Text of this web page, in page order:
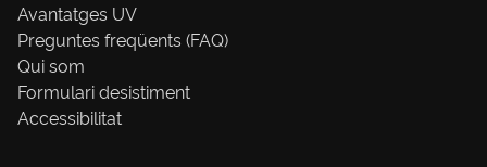
Avantatges UV
Preguntes freqüents (FAQ)
Qui som
Formulari desistiment
Accessibilitat